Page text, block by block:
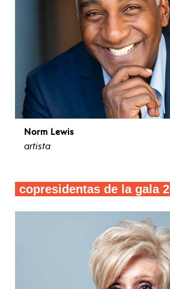
Norm Lewis
artista
copresidentas de la gala